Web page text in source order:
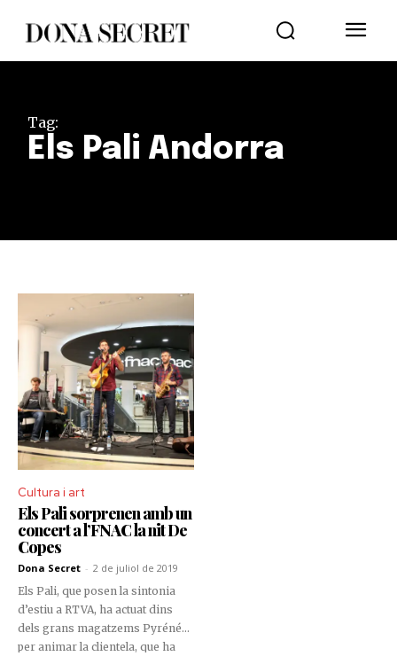
Tag:
Els Pali Andorra
Cultura i art
Els Pali sorprenen amb un
concert a l’FNAC la nit De
Copes
Dona Secret - 2 de juliol de 2019
Els Pali, que posen la sintonia
d’estiu a RTVA, ha actuat dins
dels grans magatzems Pyrénées
per animar la clientela, que ha